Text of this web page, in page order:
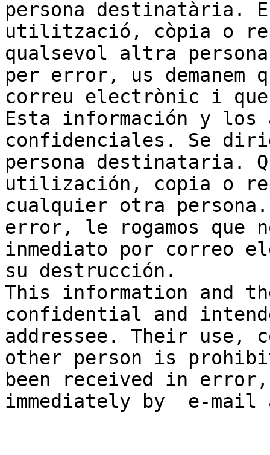
persona destinatària.
utilització, còpia o
qualsevol altra
per error, us demanem
correu electrònic i
Esta información y los
confidenciales. Se
persona destinataria.
utilización, copia o
cualquier otra
error, le rogamos que
inmediato por correo
su destrucción.
This information and
confidential and
addressee. Their use,
other person is
been received in
immediately by  e-